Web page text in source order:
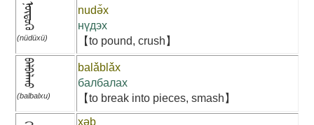
ᠨᠦᠳᠦᠬᠦ
(nüdüxü)
nudə̌x
нүдэх
【to pound, crush】
ᠪᠠᠯᠪᠠᠯᠬᠤ
(balbalxu)
balǎblǎx
балбалах
【to break into pieces, smash】
xəb